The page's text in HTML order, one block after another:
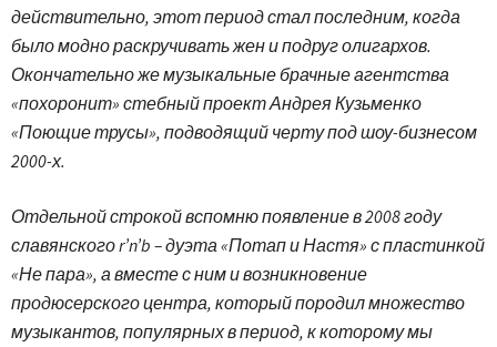
действительно, этот период стал последним, когда
было модно раскручивать жен и подруг олигархов.
Окончательно же музыкальные брачные агентства
«похоронит» стебный проект Андрея Кузьменко
«Поющие трусы», подводящий черту под шоу-бизнесом
2000-х.
Отдельной строкой вспомню появление в 2008 году
славянского r’n’b – дуэта «Потап и Настя» с пластинкой
«Не пара», а вместе с ним и возникновение
продюсерского центра, который породил множество
музыкантов, популярных в период, к которому мы